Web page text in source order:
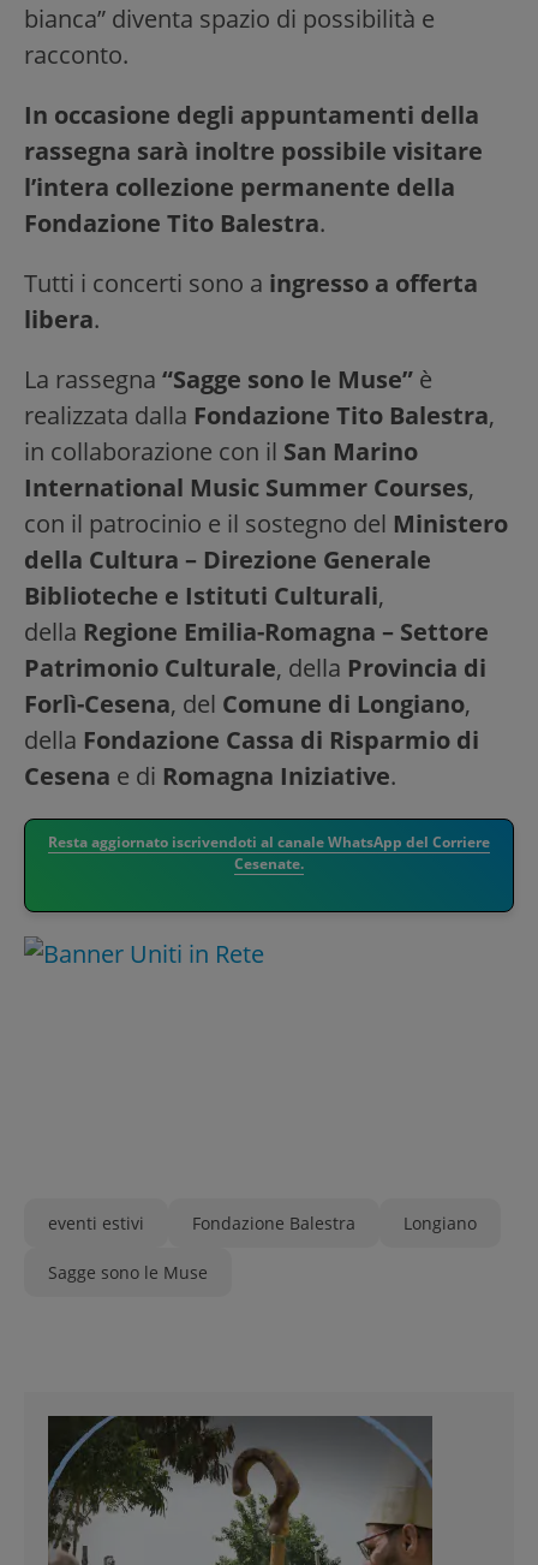
bianca” diventa spazio di possibilità e
racconto.
In occasione degli appuntamenti della
rassegna sarà inoltre possibile visitare
l’intera collezione permanente della
Fondazione Tito Balestra.
Tutti i concerti sono a ingresso a offerta
libera.
La rassegna “Sagge sono le Muse” è
realizzata dalla Fondazione Tito Balestra,
in collaborazione con il San Marino
International Music Summer Courses,
con il patrocinio e il sostegno del Ministero
della Cultura – Direzione Generale
Biblioteche e Istituti Culturali,
della Regione Emilia-Romagna – Settore
Patrimonio Culturale, della Provincia di
Forlì-Cesena, del Comune di Longiano,
della Fondazione Cassa di Risparmio di
Cesena e di Romagna Iniziative.
Resta aggiornato iscrivendoti al canale WhatsApp del Corriere
Cesenate.
eventi estivi Fondazione Balestra Longiano
Sagge sono le Muse